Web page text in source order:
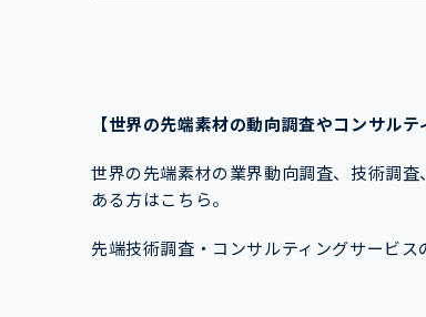
【世界の先端素材の動向調査やコンサル
世界の先端素材の業界動向調査、技術調
ある方はこちら。
先端技術調査・コンサルティングサービス